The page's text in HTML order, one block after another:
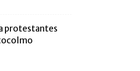
protestantes